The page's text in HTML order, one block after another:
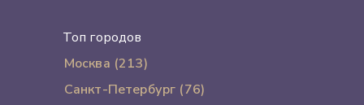
Топ городов
Москва (213)
Санкт-Петербург (76)